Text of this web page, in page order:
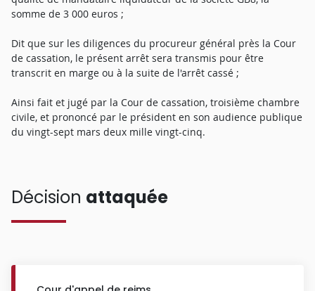
somme de 3 000 euros ;
Dit que sur les diligences du procureur général près la Cour
de cassation, le présent arrêt sera transmis pour être
transcrit en marge ou à la suite de l'arrêt cassé ;
Ainsi fait et jugé par la Cour de cassation, troisième chambre
civile, et prononcé par le président en son audience publique
du vingt-sept mars deux mille vingt-cinq.
Décision attaquée